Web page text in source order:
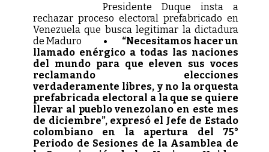
Presidente Duque insta a
rechazar proceso electoral prefabricado en
Venezuela que busca legitimar la dictadura
de Maduro
• “Necesitamos hacer un
llamado enérgico a todas las naciones
del mundo para que eleven sus voces
reclamando elecciones
verdaderamente libres, y no la orquesta
prefabricada electoral a la que se quiere
llevar al pueblo venezolano en este mes
de diciembre”, expresó el Jefe de Estado
colombiano en la apertura del 75°
Periodo de Sesiones de la Asamblea de